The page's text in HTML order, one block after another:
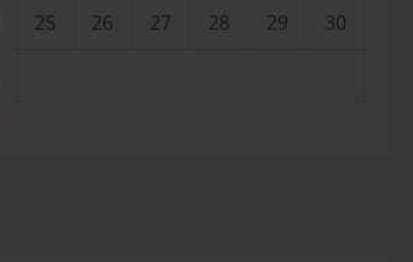
25 26 27 28 29
30